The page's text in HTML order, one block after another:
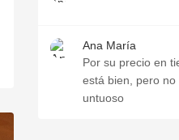
Ana María
Por su precio en
está bien, pero
untuoso